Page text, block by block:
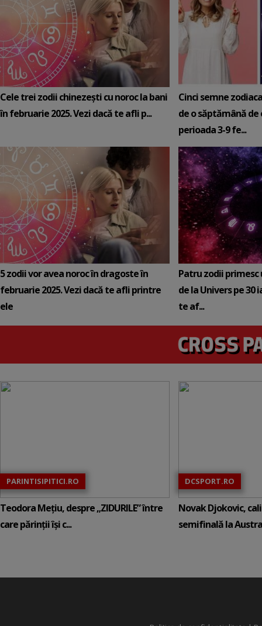
Cele trei zodii chinezești cu noroc la bani
în februarie 2025. Vezi dacă te afli p...
Cinci semne
de o săptămână de
perioada 3-9 fe...
5 zodii vor avea noroc în dragoste în
februarie 2025. Vezi dacă te afli printre
ele
Patru zodii primesc
de la Univers pe 30
te af...
PARINTISIPITICI.RO
Teodora Mețiu, despre „ZIDURILE” între
care părinții își c...
DCSPORT.RO
Novak Djokovic,
semifinală la